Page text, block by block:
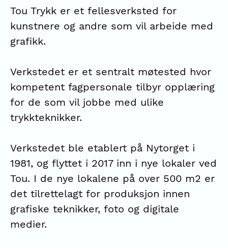
Tou Trykk er et fellesverksted for
kunstnere og andre som vil arbeide med
grafikk.
Verkstedet er et sentralt møtested hvor
kompetent fagpersonale tilbyr opplæring
for de som vil jobbe med ulike
trykkteknikker.
Verkstedet ble etablert på Nytorget i
1981, og flyttet i 2017 inn i nye lokaler ved
Tou. I de nye lokalene på over 500 m2 er
det tilrettelagt for produksjon innen
grafiske teknikker, foto og digitale
medier.